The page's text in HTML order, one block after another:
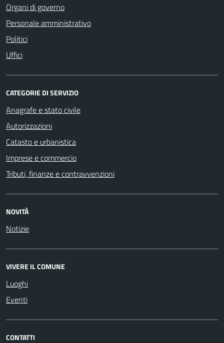
Organi di governo
Personale amministrativo
Politici
Uffici
CATEGORIE DI SERVIZIO
Anagrafe e stato civile
Autorizzazioni
Catasto e urbanistica
Imprese e commercio
Tributi, finanze e contravvenzioni
NOVITÀ
Notizie
VIVERE IL COMUNE
Luoghi
Eventi
CONTATTI